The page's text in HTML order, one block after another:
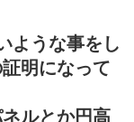
ような事をし
明になって
ルとか円高